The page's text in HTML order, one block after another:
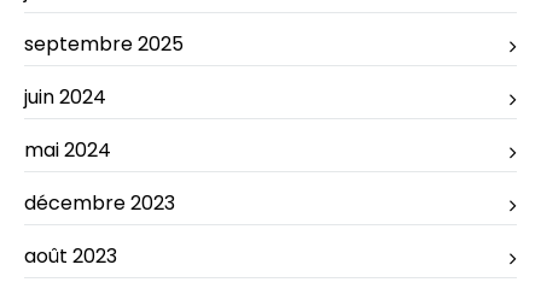
septembre 2025
juin 2024
mai 2024
décembre 2023
août 2023